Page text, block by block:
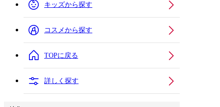
キッズから探す
コスメから探す
TOPに戻る
詳しく探す